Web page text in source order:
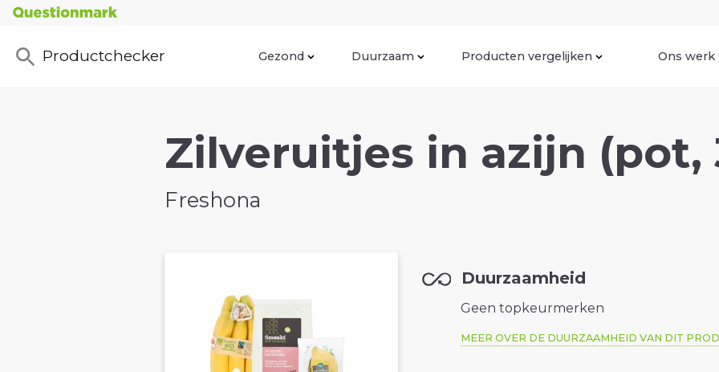
Productchecker Gezond Duurzaam Producten vergelijken Ons werk
Zilveruitjes in azijn (pot,
Freshona
Duurzaamheid
Geen topkeurmerken
MEER OVER DE DUURZAAMHEID VAN DIT